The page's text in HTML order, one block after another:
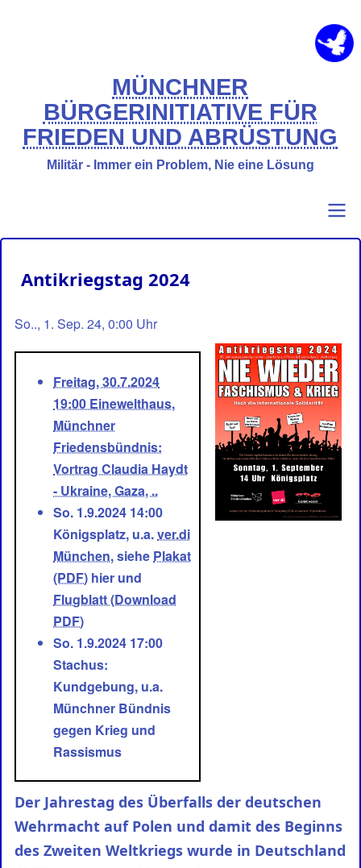
MÜNCHNER
BÜRGERINITIATIVE FÜR
FRIEDEN UND ABRÜSTUNG
Militär - Immer ein Problem, Nie eine Lösung
links
Antikriegstag 2024
So.., 1. Sep. 24, 0:00 Uhr
Freitag, 30.7.2024
19:00 Einewelthaus,
Münchner
Friedensbündnis:
Vortrag Claudia Haydt
- Ukraine, Gaza, ..
So. 1.9.2024 14:00
Königsplatz, u.a.ver.di
München, siehe Plakat
(PDF) hier und
Flugblatt (Download
PDF)
So. 1.9.2024 17:00
Stachus:
Kundgebung, u.a.
Münchner Bündnis
gegen Krieg und
Rassismus
Der Jahrestag des Überfalls der deutschen
Wehrmacht auf Polen und damit des Beginns
des Zweiten Weltkriegs wurde in Deutschland